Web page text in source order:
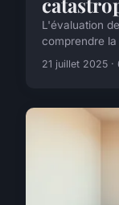
L'évaluation
comprendre
21 juillet 2025 ·